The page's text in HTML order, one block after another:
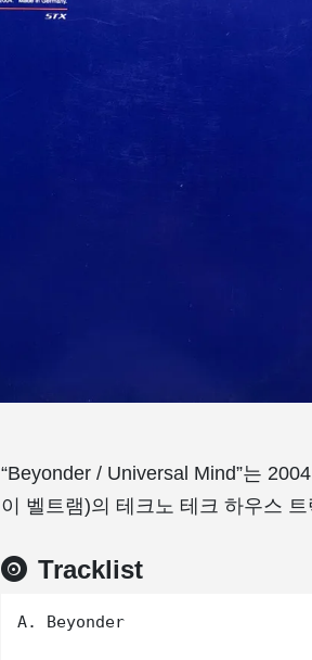
“Beyonder / Universal Mind”는
이 벨트램)의 테크노 테크 하우스 트
Tracklist
A. Beyonder